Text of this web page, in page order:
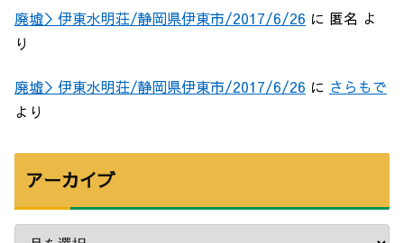
廃墟＞伊東水明荘/静岡県伊東市/2017/6/26 に 匿名 よ
り
廃墟＞伊東水明荘/静岡県伊東市/2017/6/26 に さらもで
より
アーカイブ